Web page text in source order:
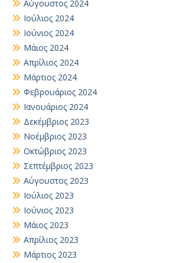
Αύγουστος 2024
Ιούλιος 2024
Ιούνιος 2024
Μάιος 2024
Απρίλιος 2024
Μάρτιος 2024
Φεβρουάριος 2024
Ιανουάριος 2024
Δεκέμβριος 2023
Νοέμβριος 2023
Οκτώβριος 2023
Σεπτέμβριος 2023
Αύγουστος 2023
Ιούλιος 2023
Ιούνιος 2023
Μάιος 2023
Απρίλιος 2023
Μάρτιος 2023